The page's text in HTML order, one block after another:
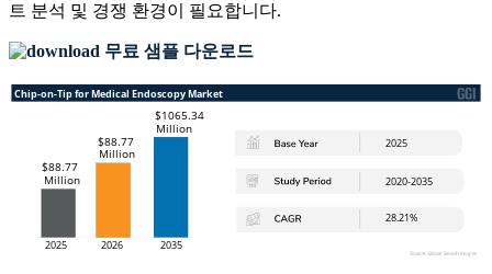
트 분석 및 경쟁 환경이 필요합니다.
무료 샘플 다운로드